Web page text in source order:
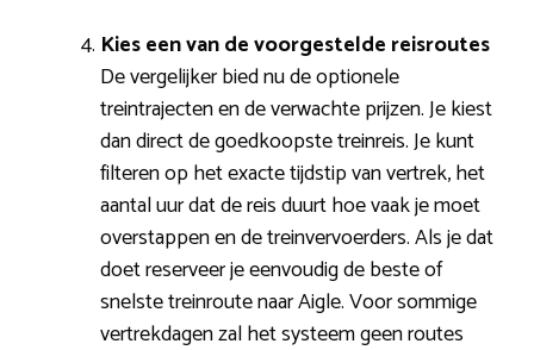
Kies een van de voorgestelde reisroutes
De vergelijker bied nu de optionele
treintrajecten en de verwachte prijzen. Je kiest
dan direct de goedkoopste treinreis. Je kunt
filteren op het exacte tijdstip van vertrek, het
aantal uur dat de reis duurt hoe vaak je moet
overstappen en de treinvervoerders. Als je dat
doet reserveer je eenvoudig de beste of
snelste treinroute naar Aigle. Voor sommige
vertrekdagen zal het systeem geen routes